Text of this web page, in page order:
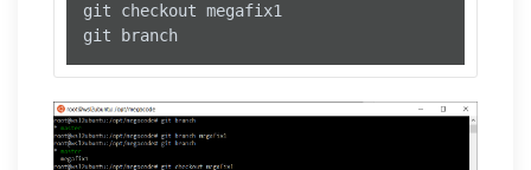
git checkout megafix1
git branch